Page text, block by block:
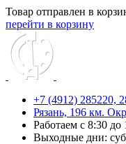
Товар отправлен в
перейти в корзину
+7 (4912) 285220,
Рязань, 196 км.
Работаем с 8:30 до
Выходные дни: